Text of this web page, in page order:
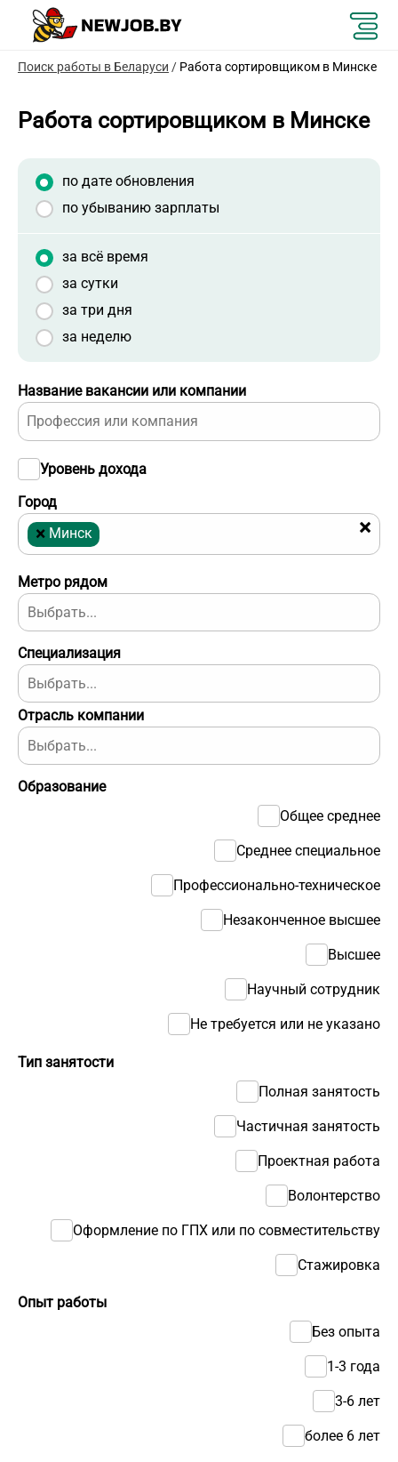
Поиск работы в Беларуси / Работа сортировщиком в Минске
Работа сортировщиком в Минске
Отрасль компании
Название вакансии или компании
Тип занятости
Полная занятость
Частичная занятость
Проектная работа
Волонтерство
Оформление по ГПХ или по совместительству
Стажировка
Город
×
× Минск
Уровень дохода
Образование
Общее среднее
Среднее специальное
Профессионально-техническое
Незаконченное высшее
Высшее
Научный сотрудник
Не требуется или не указано
Опыт работы
Без опыта
1-3 года
3-6 лет
более 6 лет
Метро рядом
по дате обновления
по убыванию зарплаты
за всё время
за сутки
за три дня
за неделю
Специализация